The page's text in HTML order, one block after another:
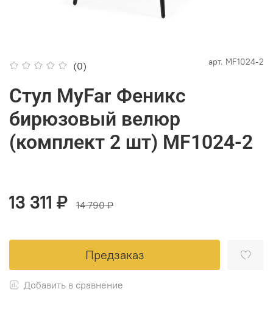
(0) арт. MF1024-2
Стул MyFar Феникс
бирюзовый велюр
(комплект 2 шт) MF1024-2
13 311 ₽ 14 790 ₽
Предзаказ
Добавить в сравнение